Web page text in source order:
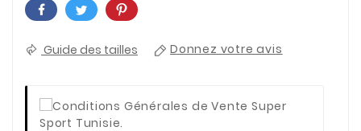
Guide des tailles Donnez votre avis